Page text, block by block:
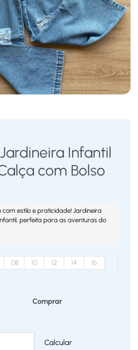
Infantil
com Bolso
estilo e praticidade! Jardineira
perfeita para as aventuras do
08 10 12 14 16
Comprar
Calcular